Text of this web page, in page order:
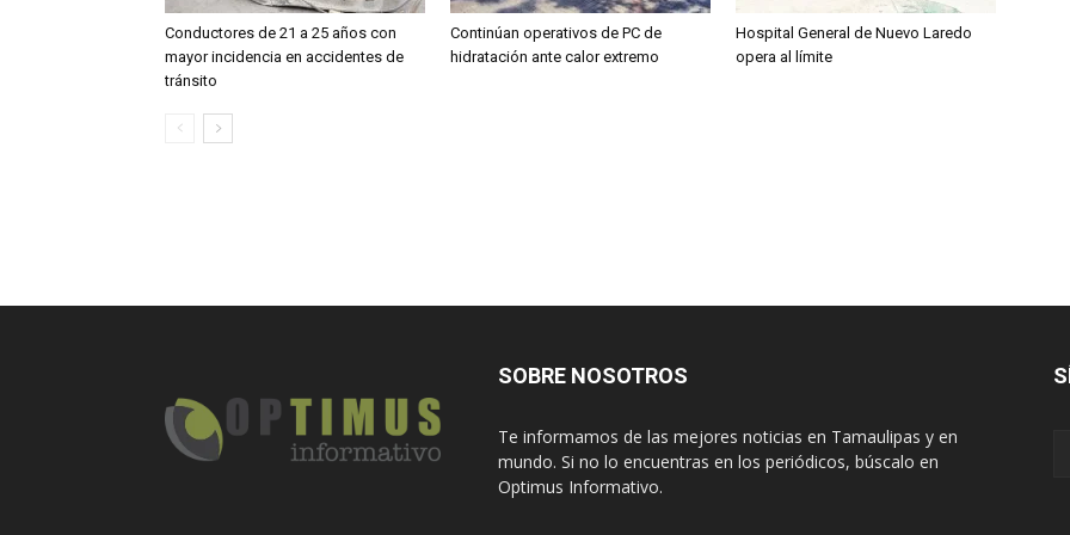
Conductores de 21 a 25 años con
mayor incidencia en accidentes de
tránsito
Continúan operativos de PC de
hidratación ante calor extremo
Hospital General de Nuevo Laredo
opera al límite
SOBRE NOSOTROS
Te informamos de las mejores noticias en Tamaulipas y en
mundo. Si no lo encuentras en los periódicos, búscalo en
Optimus Informativo.